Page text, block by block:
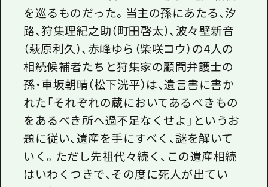
を巡るものだった。当主の孫にあたる、汐
路、狩集理紀之助（町田啓太）、波々壁新音
（萩原利久）、赤峰ゆら（柴咲コウ）の4人の
相続候補者たちと狩集家の顧問弁護士の
孫・車坂朝晴（松下洸平）は、遺言書に書か
れた「それぞれの蔵においてあるべきもの
をあるべき所へ過不足なくせよ」というお
題に従い、遺産を手にすべく、謎を解いて
いく。ただし先祖代々続く、この遺産相続
はいわくつきで、その度に死人が出てい